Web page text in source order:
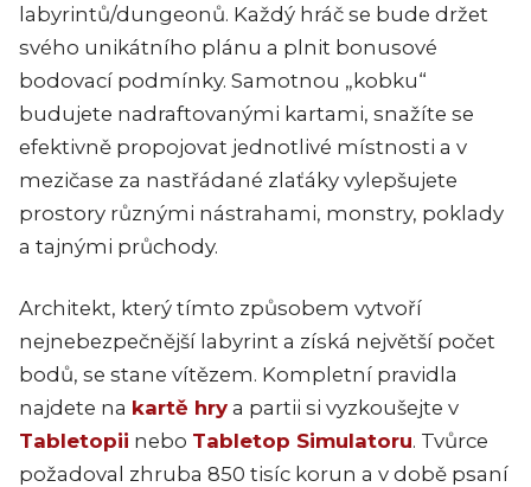
labyrintů/dungeonů. Každý hráč se bude držet
svého unikátního plánu a plnit bonusové
bodovací podmínky. Samotnou „kobku“
budujete nadraftovanými kartami, snažíte se
efektivně propojovat jednotlivé místnosti a v
mezičase za nastřádané zlaťáky vylepšujete
prostory různými nástrahami, monstry, poklady
a tajnými průchody.
Architekt, který tímto způsobem vytvoří
nejnebezpečnější labyrint a získá největší počet
bodů, se stane vítězem. Kompletní pravidla
najdete na kartě hry a partii si vyzkoušejte v
Tabletopii nebo Tabletop Simulatoru. Tvůrce
požadoval zhruba 850 tisíc korun a v době psaní